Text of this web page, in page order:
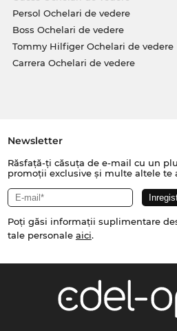
Persol Ochelari de vedere
Boss Ochelari de vedere
Tommy Hilfiger Ochelari de vedere
Carrera Ochelari de vedere
Newsletter
Răsfață-ți căsuța de e-mail cu un
promoții exclusive și multe altele te
Poți găsi informații suplimentare
tale personale aici.